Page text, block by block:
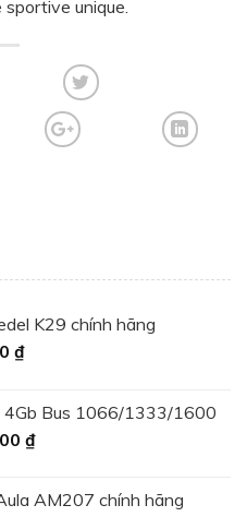
unique.
K29 chính hãng
₫.
₫Giá
là:
95.000 ₫.
4Gb Bus 1066/1333/1600
₫.
₫Giá
là:
AM207 chính hãng